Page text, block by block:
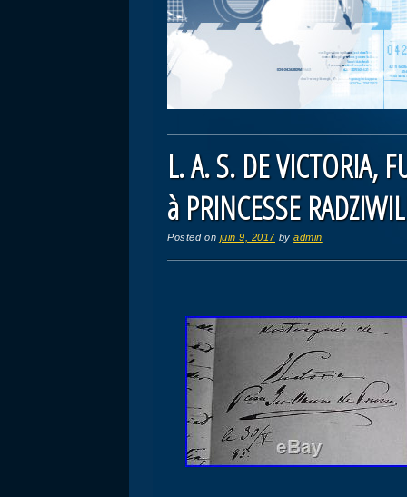
L. A. S. DE VICTORIA,
à PRINCESSE
Posted on juin 9, 2017 byadmin